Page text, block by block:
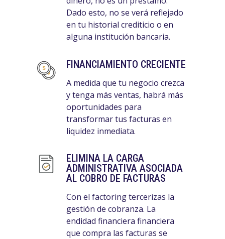
Dado esto, no se verá reflejado
en tu historial crediticio o en
alguna institución bancaria.
FINANCIAMIENTO CRECIENTE
A medida que tu negocio crezca
y tenga más ventas, habrá más
oportunidades para
transformar tus facturas en
liquidez inmediata.
ELIMINA LA CARGA
ADMINISTRATIVA ASOCIADA
AL COBRO DE FACTURAS
Con el factoring tercerizas la
gestión de cobranza. La
endidad financiera financiera
que compra las facturas se